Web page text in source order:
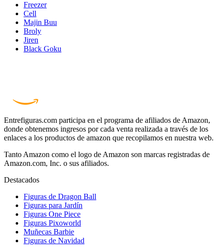
Freezer
Cell
Majin Buu
Broly
Jiren
Black Goku
Entrefiguras.com participa en el programa de afiliados de Amazon,
donde obtenemos ingresos por cada venta realizada a través de los
enlaces a los productos de amazon que recopilamos en nuestra web.
Tanto Amazon como el logo de Amazon son marcas registradas de
Amazon.com, Inc. o sus afiliados.
Destacados
Figuras de Dragon Ball
Figuras para Jardín
Figuras One Piece
Figuras Pixoworld
Muñecas Barbie
Figuras de Navidad